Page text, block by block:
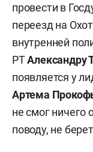
провести в
переезд на
внутренней
РТАлександру
появляется у
Артема
не смог ничего
поводу, не